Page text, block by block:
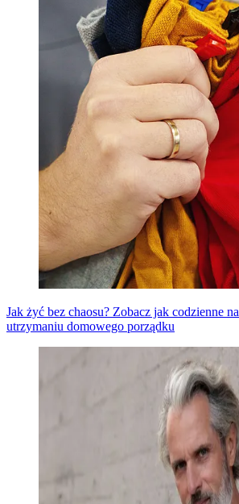
Jak żyć bez chaosu? Zobacz jak codzienne
utrzymaniu domowego porządku